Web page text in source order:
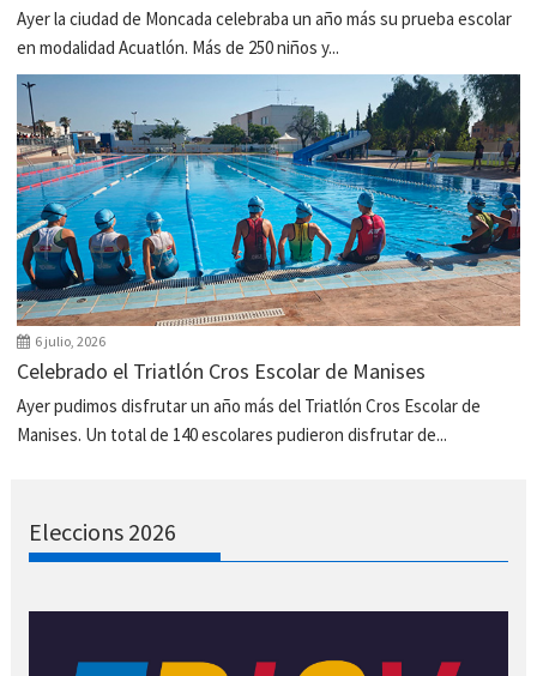
Ayer la ciudad de Moncada celebraba un año más su prueba escolar
en modalidad Acuatlón. Más de 250 niños y...
6 julio, 2026
Celebrado el Triatlón Cros Escolar de Manises
Ayer pudimos disfrutar un año más del Triatlón Cros Escolar de
Manises. Un total de 140 escolares pudieron disfrutar de...
Eleccions 2026